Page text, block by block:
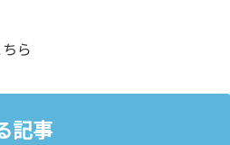
ら
記事